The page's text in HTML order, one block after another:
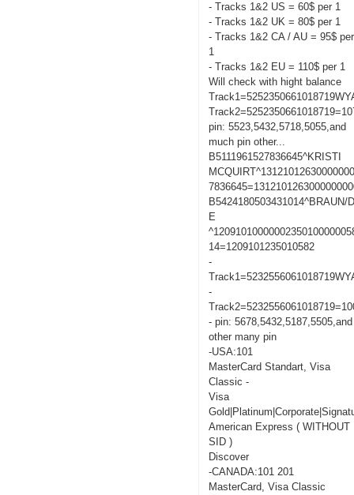
- Tracks 1&2 US = 60$ per 1
- Tracks 1&2 UK = 80$ per 1
- Tracks 1&2 CA / AU = 95$ per
1
- Tracks 1&2 EU = 110$ per 1
Will check with hight balance
pin: 5523,5432,5718,5055,and
much pin other...
B5111961527836645^KRISTI
B5424180503431014^BRAUN/
E
14=1209101235010582
-
-
- pin: 5678,5432,5187,5505,and
other many pin
-USA:101
MasterCard Standart, Visa
Classic -
Visa
American Express ( WITHOUT
SID )
Discover
-CANADA:101 201
MasterCard, Visa Classic